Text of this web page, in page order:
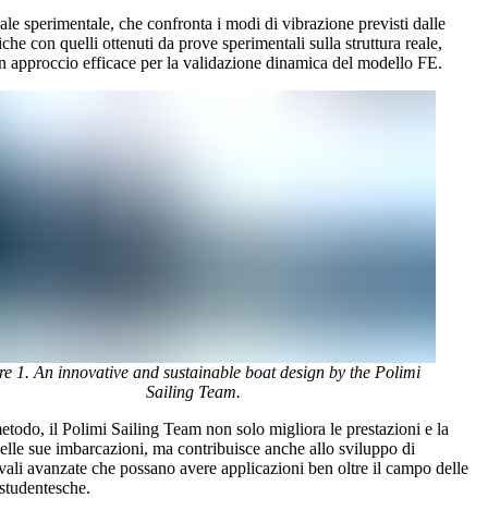
sperimentale, che confronta i modi di vibrazione previsti dalle
con quelli ottenuti da prove sperimentali sulla struttura reale,
approccio efficace per la validazione dinamica del modello FE.
1. An innovative and sustainable boat design by the Polimi
Sailing Team.
il Polimi Sailing Team non solo migliora le prestazioni e la
sue imbarcazioni, ma contribuisce anche allo sviluppo di
avanzate che possano avere applicazioni ben oltre il campo delle